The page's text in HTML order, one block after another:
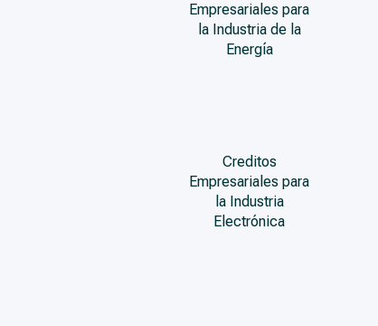
Empresariales para
la Industria de la
Energía
Creditos
Empresariales para
la Industria
Electrónica